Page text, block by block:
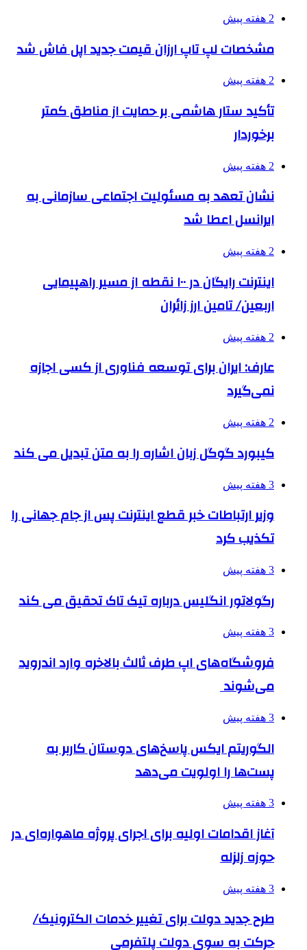
2 هفته پیش
مشخصات لپ تاپ ارزان قیمت جدید اپل فاش شد
2 هفته پیش
تأکید ستار هاشمی بر حمایت از مناطق کمتر
برخوردار
2 هفته پیش
نشان تعهد به مسئولیت اجتماعی سازمانی به
ایرانسل اعطا شد
2 هفته پیش
اینترنت رایگان در ۱۰۰ نقطه از مسیر راهپیمایی
اربعین/ تامین ارز زائران
2 هفته پیش
عارف: ایران برای توسعه فناوری از کسی اجازه
نمی‌گیرد
2 هفته پیش
کیبورد گوگل زبان اشاره را به متن تبدیل می کند
3 هفته پیش
وزیر ارتباطات خبر قطع اینترنت پس از جام جهانی را
تکذیب کرد
3 هفته پیش
رگولاتور انگلیس درباره تیک تاک تحقیق می کند
3 هفته پیش
فروشگاه‌های اپ طرف ثالث بالاخره وارد اندروید
می‌شوند
3 هفته پیش
الگوریتم ایکس پاسخ‌های دوستان کاربر به
پست‌ها را اولویت می‌دهد
3 هفته پیش
آغاز اقدامات اولیه برای اجرای پروژه ماهواره‌ای در
حوزه زلزله
3 هفته پیش
طرح جدید دولت برای تغییر خدمات الکترونیک/
حرکت به سوی دولت پلتفرمی